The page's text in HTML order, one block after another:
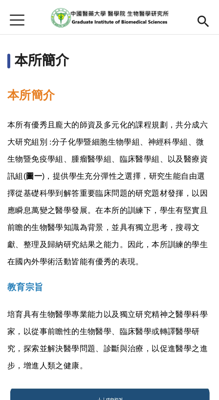
首頁
首頁
最新消息
Open submenu (課程資訊)
課程資訊
招生訊息
檔案下載
法規辦法
本所簡介
本所簡介
本所有優秀且龐大的師資及多元化的課程規劃，共分成六
大研究組別 :分子化學暨細胞生物學組、神經科學組、 微
生物暨免疫學組、腫瘤醫學組、臨床醫學組、以及醫療資
訊組(圖一)，提供學生充分彈性之選擇，研究生能自由選
擇從基礎科學到解答重要臨床問題的研究題材發揮，以因
應瞬息萬變之醫學發展。在本所的訓練下，學生有堅實且
前瞻的生物醫學知識為背景，並具有獨立思考，搜尋文
獻、整理及歸納研究結果之能力。因此，本所訓練的學生
在國內外學術活動皆能有優秀的表現。
教育宗旨
培育具有生物醫學專業能力以及獨立研究精神之醫學科學
家，以從事前瞻性的生物醫學、臨床醫學或轉譯醫學研
究，探索並解決醫學問題、診斷與治療，以促進醫學之進
步，增進人類之健康。